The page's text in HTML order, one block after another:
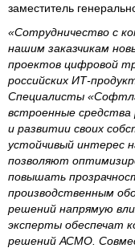
заместитель
«Сотрудничество с
нашим заказчикам
проектов цифровой
российских ИТ-
Специалисты
встроенные
и развитии своих
устойчивый интерес
позволяют
повышать
производственным
решений напрямую
эксперты обеспечат
решений АСМО.